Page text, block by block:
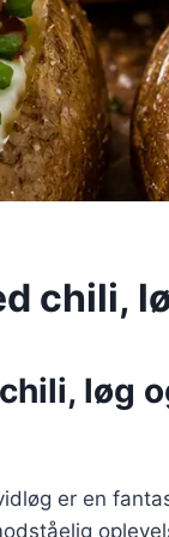
chili,
løg
er en